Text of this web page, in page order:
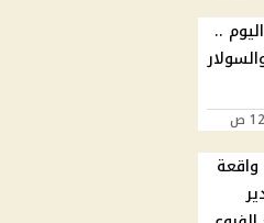
..
جنيه والسولار